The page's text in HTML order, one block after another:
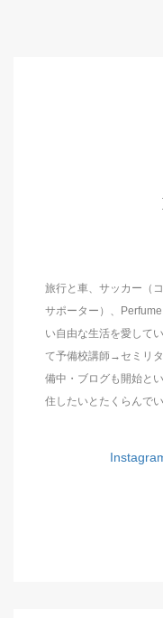
旅行と車、サッカー（
サポーター）、
い自由な生活を愛して
て予備校講師→セミリ
備中・ブログも開始と
住したいとたくらんでい